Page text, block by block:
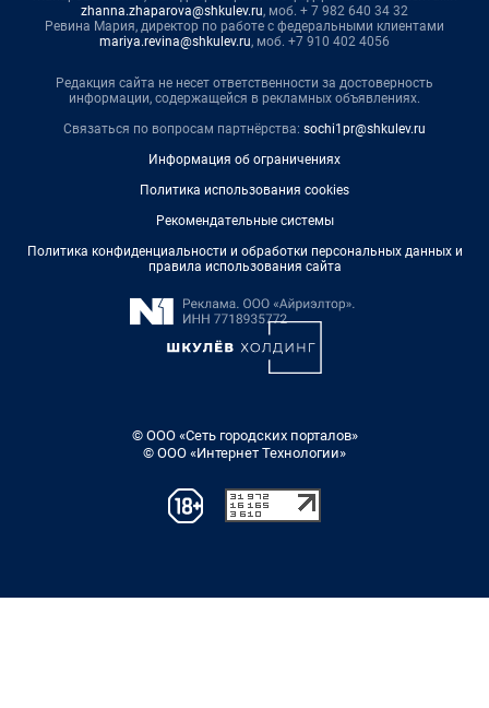
zhanna.zhaparova@shkulev.ru, моб. + 7 982 640 34 32
Ревина Мария, директор по работе с федеральными клиентами
mariya.revina@shkulev.ru, моб. +7 910 402 4056
Редакция сайта не несет ответственности за достоверность
информации, содержащейся в рекламных объявлениях.
Связаться по вопросам партнёрства: sochi1pr@shkulev.ru
Информация об ограничениях
Политика использования cookies
Рекомендательные системы
Политика конфиденциальности и обработки персональных данных и
правила использования сайта
© ООО «Сеть городских порталов»
© ООО «Интернет Технологии»